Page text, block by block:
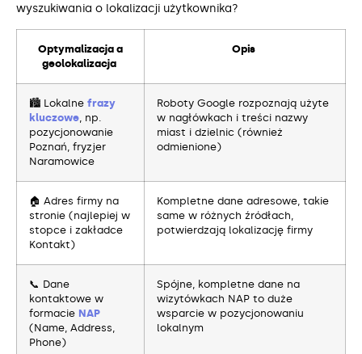
wyszukiwania o lokalizacji użytkownika?
Optymalizacja a
geolokalizacja
Opis
🏙️ Lokalne frazy
kluczowe , np.
pozycjonowanie
Poznań, fryzjer
Naramowice
Roboty Google rozpoznają użyte
w nagłówkach i treści nazwy
miast i dzielnic (również
odmienione)
🏠 Adres firmy na
stronie (najlepiej w
stopce i zakładce
Kontakt)
Kompletne dane adresowe, takie
same w różnych źródłach,
potwierdzają lokalizację firmy
📞 Dane
kontaktowe w
formacie NAP
(Name, Address,
Phone)
Spójne, kompletne dane na
wizytówkach NAP to duże
wsparcie w pozycjonowaniu
lokalnym